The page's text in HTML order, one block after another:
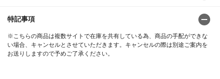
特記事項
※こちらの商品は複数サイトで在庫を共有している為、商品の手配ができな
い場合、キャンセルとさせていただきます。キャンセルの際は別途ご案内を
お送りしますので予めご了承ください。